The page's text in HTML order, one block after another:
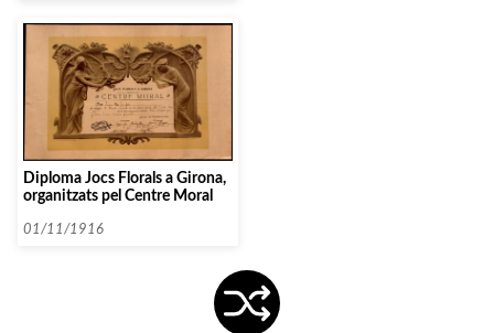
Diploma Jocs Florals a Girona,
organitzats pel Centre Moral
01/11/1916